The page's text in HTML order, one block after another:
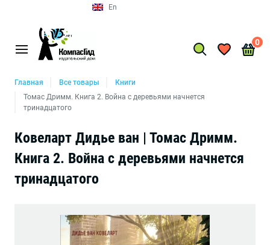
Главная Все товары
Книги
Томас Дримм. Книга 2. Война с деревьями начнется
тринадцатого
Ковеларт Дидье ван | Томас Дримм.
Книга 2. Война с деревьями начнется
тринадцатого
En
0